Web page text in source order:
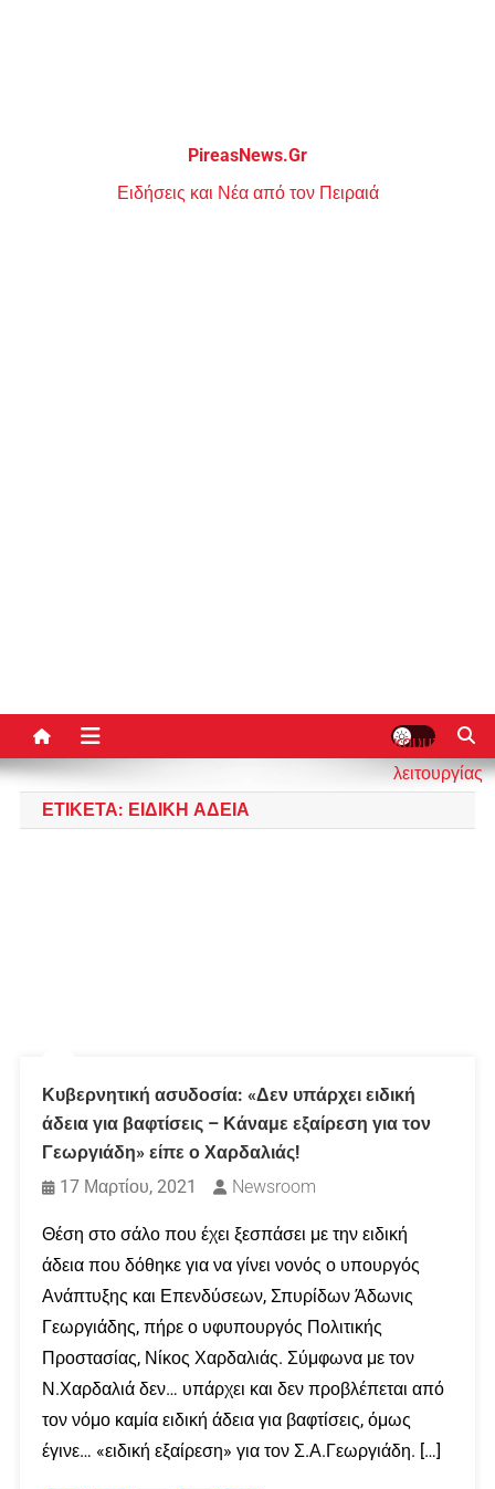
PireasNews.Gr
Ειδήσεις και Νέα από τον Πειραιά
κουμπί
λειτουργίας
ΕΤΙΚΈΤΑ: ΕΙΔΙΚΉ ΆΔΕΙΑ
Κυβερνητική ασυδοσία: «Δεν υπάρχει ειδική
άδεια για βαφτίσεις – Κάναμε εξαίρεση για τον
Γεωργιάδη» είπε ο Χαρδαλιάς!
17 Μαρτίου, 2021
Newsroom
Θέση στο σάλο που έχει ξεσπάσει με την ειδική
άδεια που δόθηκε για να γίνει νονός ο υπουργός
Ανάπτυξης και Επενδύσεων, Σπυρίδων Άδωνις
Γεωργιάδης, πήρε ο υφυπουργός Πολιτικής
Προστασίας, Νίκος Χαρδαλιάς. Σύμφωνα με τον
Ν.Χαρδαλιά δεν… υπάρχει και δεν προβλέπεται από
τον νόμο καμία ειδική άδεια για βαφτίσεις, όμως
έγινε… «ειδική εξαίρεση» για τον Σ.Α.Γεωργιάδη. […]